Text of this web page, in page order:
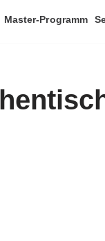
Master-Programm